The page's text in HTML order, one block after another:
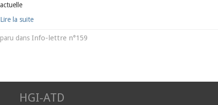
actuelle
Lire la suite
paru dans Info-lettre n°159
HGI-ATD